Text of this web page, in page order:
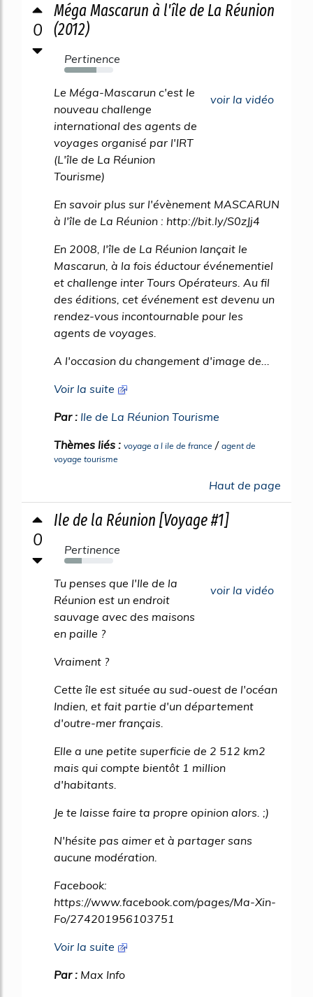
0
Méga Mascarun à l'île de La Réunion
(2012)
Pertinence
66%
voir la vidéo
Le Méga-Mascarun c'est le
nouveau challenge
international des agents de
voyages organisé par l'IRT
(L'île de La Réunion
Tourisme)
En savoir plus sur l'évènement MASCARUN
à l'île de La Réunion : http://bit.ly/S0zJj4
En 2008, l'île de La Réunion lançait le
Mascarun, à la fois éductour événementiel
et challenge inter Tours Opérateurs. Au fil
des éditions, cet événement est devenu un
rendez-vous incontournable pour les
agents de voyages.
A l'occasion du changement d'image de...
Voir la suite
Par : Ile de La Réunion Tourisme
Thèmes liés : voyage a l ile de france / agent de
voyage tourisme
Haut de page
0
Ile de la Réunion [Voyage #1]
Pertinence
35%
voir la vidéo
Tu penses que l'Ile de la
Réunion est un endroit
sauvage avec des maisons
en paille ?
Vraiment ?
Cette île est située au sud-ouest de l'océan
Indien, et fait partie d'un département
d'outre-mer français.
Elle a une petite superficie de 2 512 km2
mais qui compte bientôt 1 million
d'habitants.
Je te laisse faire ta propre opinion alors. ;)
N'hésite pas aimer et à partager sans
aucune modération.
Facebook:
https://www.facebook.com/pages/Ma-Xin-
Fo/274201956103751
Voir la suite
Par : Max Info